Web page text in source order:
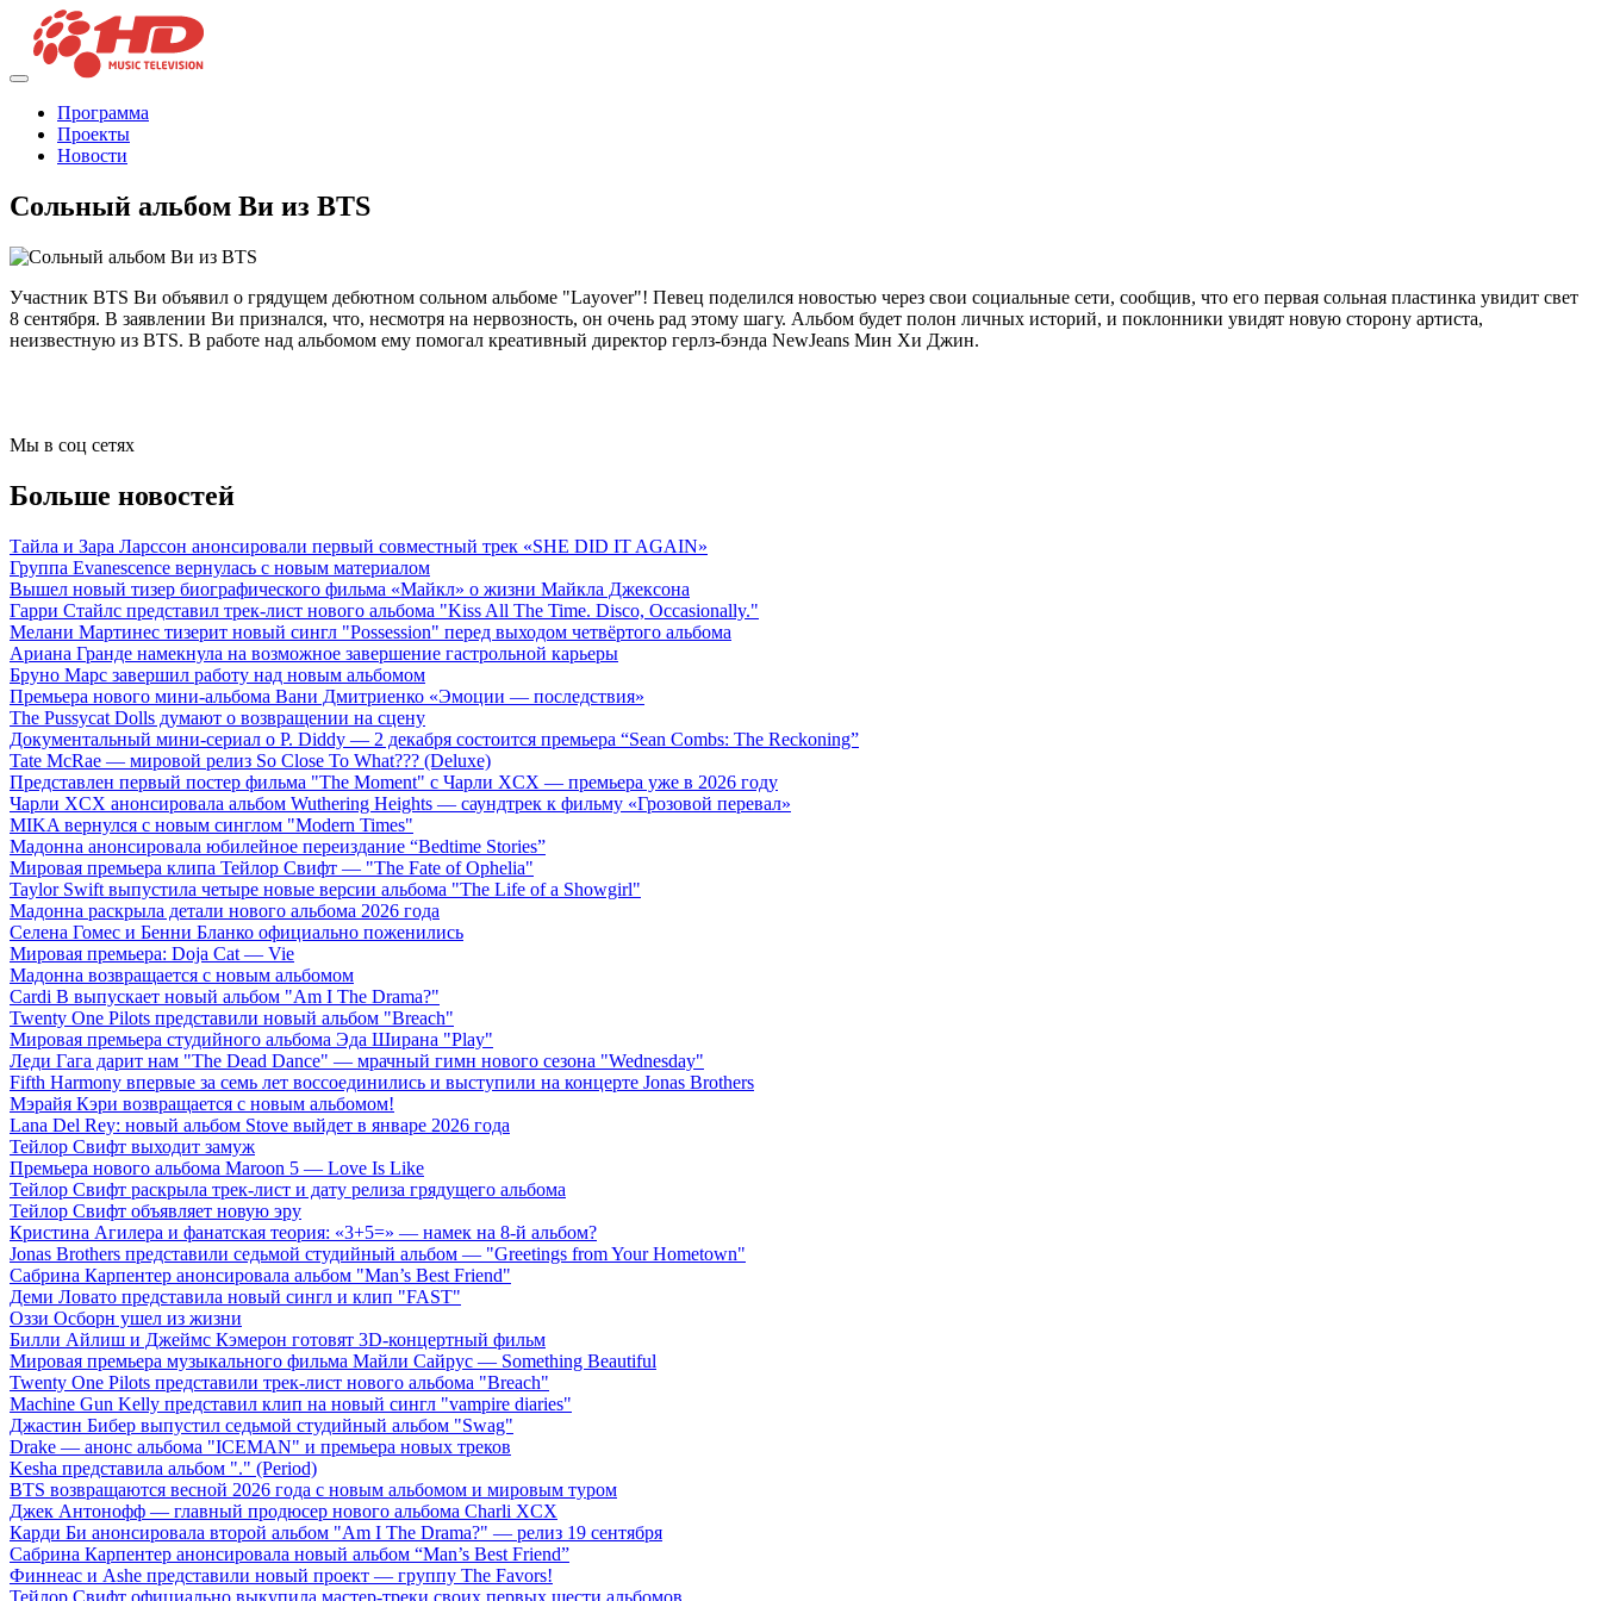
Программа
Проекты
Новости
Сольный альбом Ви из BTS
Участник BTS Ви объявил о грядущем дебютном сольном альбоме "Layover"! Певец поделился новостью через свои социальные сети, сообщив, что его первая сольная пластинка увидит свет
8 сентября. В заявлении Ви признался, что, несмотря на нервозность, он очень рад этому шагу. Альбом будет полон личных историй, и поклонники увидят новую сторону артиста,
неизвестную из BTS. В работе над альбомом ему помогал креативный директор герлз-бэнда NewJeans Мин Хи Джин.
Мы в соц сетях
Больше новостей
Тайла и Зара Ларссон анонсировали первый совместный трек «SHE DID IT AGAIN»
Группа Evanescence вернулась с новым материалом
Вышел новый тизер биографического фильма «Майкл» о жизни Майкла Джексона
Гарри Стайлс представил трек-лист нового альбома "Kiss All The Time. Disco, Occasionally."
Мелани Мартинес тизерит новый сингл "Possession" перед выходом четвёртого альбома
Ариана Гранде намекнула на возможное завершение гастрольной карьеры
Бруно Марс завершил работу над новым альбомом
Премьера нового мини-альбома Вани Дмитриенко «Эмоции — последствия»
The Pussycat Dolls думают о возвращении на сцену
Документальный мини-сериал о P. Diddy — 2 декабря состоится премьера “Sean Combs: The Reckoning”
Tate McRae — мировой релиз So Close To What??? (Deluxe)
Представлен первый постер фильма "The Moment" с Чарли XCX — премьера уже в 2026 году
Чарли XCX анонсировала альбом Wuthering Heights — саундтрек к фильму «Грозовой перевал»
MIKA вернулся с новым синглом "Modern Times"
Мадонна анонсировала юбилейное переиздание “Bedtime Stories”
Мировая премьера клипа Тейлор Свифт — "The Fate of Ophelia"
Taylor Swift выпустила четыре новые версии альбома "The Life of a Showgirl"
Мадонна раскрыла детали нового альбома 2026 года
Селена Гомес и Бенни Бланко официально поженились
Мировая премьера: Doja Cat — Vie
Мадонна возвращается с новым альбомом
Cardi B выпускает новый альбом "Am I The Drama?"
Twenty One Pilots представили новый альбом "Breach"
Мировая премьера студийного альбома Эда Ширана "Play"
Леди Гага дарит нам "The Dead Dance" — мрачный гимн нового сезона "Wednesday"
Fifth Harmony впервые за семь лет воссоединились и выступили на концерте Jonas Brothers
Мэрайя Кэри возвращается с новым альбомом!
Lana Del Rey: новый альбом Stove выйдет в январе 2026 года
Тейлор Свифт выходит замуж
Премьера нового альбома Maroon 5 — Love Is Like
Тейлор Свифт раскрыла трек-лист и дату релиза грядущего альбома
Тейлор Свифт объявляет новую эру
Кристина Агилера и фанатская теория: «3+5=» — намек на 8-й альбом?
Jonas Brothers представили седьмой студийный альбом — "Greetings from Your Hometown"
Сабрина Карпентер анонсировала альбом "Man’s Best Friend"
Деми Ловато представила новый сингл и клип "FAST"
Оззи Осборн ушел из жизни
Билли Айлиш и Джеймс Кэмерон готовят 3D-концертный фильм
Мировая премьера музыкального фильма Майли Сайрус — Something Beautiful
Twenty One Pilots представили трек-лист нового альбома "Breach"
Machine Gun Kelly представил клип на новый сингл "vampire diaries"
Джастин Бибер выпустил седьмой студийный альбом "Swag"
Drake — анонс альбома "ICEMAN" и премьера новых треков
Kesha представила альбом "." (Period)
BTS возвращаются весной 2026 года с новым альбомом и мировым туром
Джек Антонофф — главный продюсер нового альбома Charli XCX
Карди Би анонсировала второй альбом "Am I The Drama?" — релиз 19 сентября
Сабрина Карпентер анонсировала новый альбом “Man’s Best Friend”
Финнеас и Ashe представили новый проект — группу The Favors!
Тейлор Свифт официально выкупила мастер-треки своих первых шести альбомов